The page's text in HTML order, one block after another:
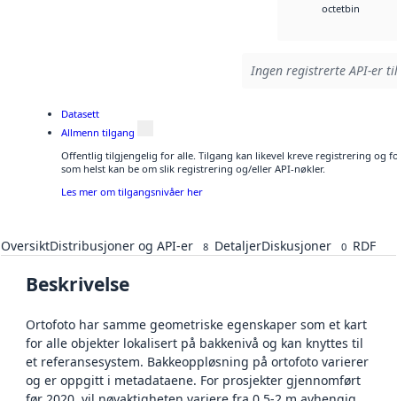
octetbin
Ingen registrerte API-er
Datasett
Allmenn tilgang
Offentlig tilgjengelig for alle. Tilgang kan likevel kreve registrering og
som helst kan be om slik registrering og/eller API-nøkler.
Les mer om tilgangsnivåer her
OversiktDistribusjoner og API-er 8 DetaljerDiskusjoner 0 RDF
Beskrivelse
Ortofoto har samme geometriske egenskaper som et kart
for alle objekter lokalisert på bakkenivå og kan knyttes til
et referansesystem. Bakkeoppløsning på ortofoto varierer
og er oppgitt i metadataene. For prosjekter gjennomført